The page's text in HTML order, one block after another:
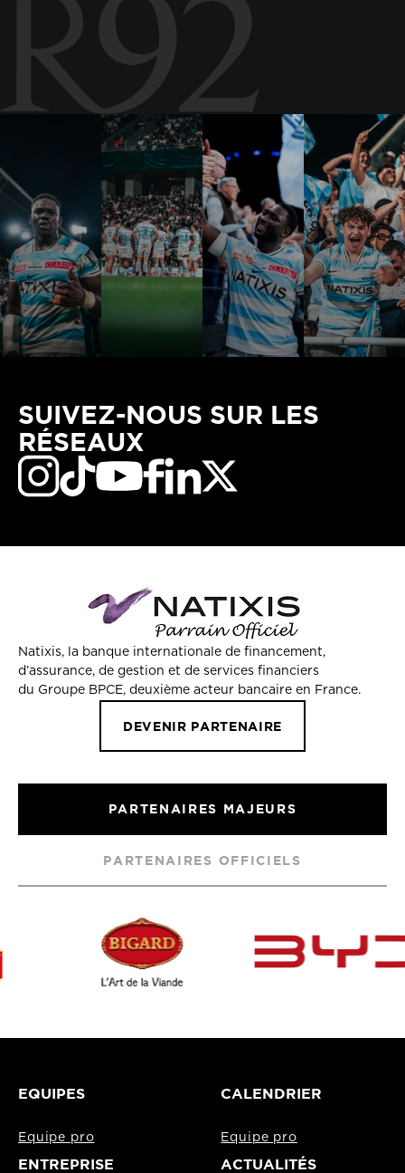
SUIVEZ-NOUS SUR LES
RÉSEAUX
Natixis, la banque internationale de financement,
d’assurance, de gestion et de services financiers
du Groupe BPCE, deuxième acteur bancaire en France.
DEVENIR PARTENAIRE
PARTENAIRES MAJEURS
PARTENAIRES OFFICIELS
EQUIPES
Equipe pro
CALENDRIER
Equipe pro
ENTREPRISE ACTUALITÉS